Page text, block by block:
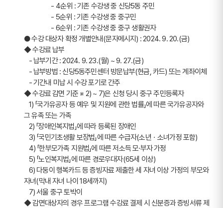
                 - 4순위 : 기존 수강생 중 신당5동 주민
                 - 5순위 : 기존 수강생 중 중구민
                 - 6순위 : 기존 수강생 중 중구 생활권자
● 수강 대상자 확정 개별안내(문자메시지) : 2024. 9. 20.(금)
◆ 수강료 납부
   - 납부기간 : 2024. 9. 23.(월) ~ 9. 27.(금)
   - 납부방법 : 신당5동주민센터 방문납부(현금, 카드) 또는 계좌이체
   - 기간내 미납 시 수강 포기로 간주
◆ 수강료 감면 기준 ※ 2) ~ 7)은 신청 당시 중구 주민등록자
그 유족 또는 가족
   2) 「장애인복지법」에 따라 등록된 장애인
   3) 「국민기초생활 보장법」에 따른 수급자(소년ㆍ소녀가정 포함)
   4) 「한부모가족 지원법」에 따른 저소득 모·부자 가정
   5) 「노인복지법」에 따른 경로우대자(65세 이상)
자녀(막내 자녀 나이 18세까지)
   7) 서울 중구 토박이
◆ 감면대상자의 경우 프로그램 수강료 결제 시 신분증과 증빙서류 제